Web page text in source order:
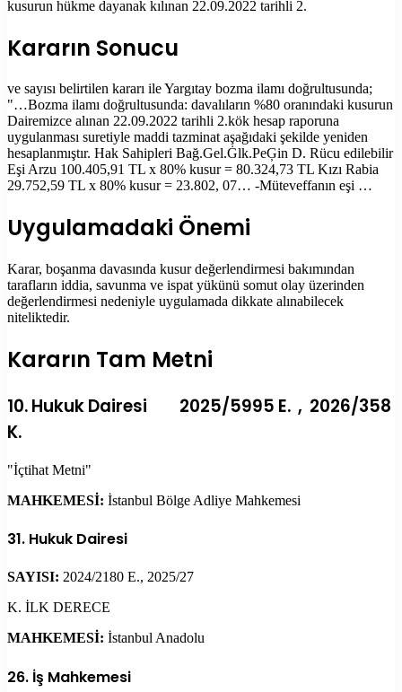
kusurun hükme dayanak kılınan 22.09.2022 tarihli 2.
Kararın Sonucu
ve sayısı belirtilen kararı ile Yargıtay bozma ilamı doğrultusunda;
"…Bozma ilamı doğrultusunda: davalıların %80 oranındaki kusurun
Dairemizce alınan 22.09.2022 tarihli 2.kök hesap raporuna
uygulanması suretiyle maddi tazminat aşağıdaki şekilde yeniden
hesaplanmıştır. Hak Sahipleri Bağ.Gel.Ġlk.PeĢin D. Rücu edilebilir
Eşi Arzu 100.405,91 TL x 80% kusur = 80.324,73 TL Kızı Rabia
29.752,59 TL x 80% kusur = 23.802, 07… -Müteveffanın eşi …
Uygulamadaki Önemi
Karar, boşanma davasında kusur değerlendirmesi bakımından
tarafların iddia, savunma ve ispat yükünü somut olay üzerinden
değerlendirmesi nedeniyle uygulamada dikkate alınabilecek
niteliktedir.
Kararın Tam Metni
10. Hukuk Dairesi 2025/5995 E. , 2026/358
K.
"İçtihat Metni"
MAHKEMESİ: İstanbul Bölge Adliye Mahkemesi
31. Hukuk Dairesi
SAYISI: 2024/2180 E., 2025/27
K. İLK DERECE
MAHKEMESİ: İstanbul Anadolu
26. İş Mahkemesi